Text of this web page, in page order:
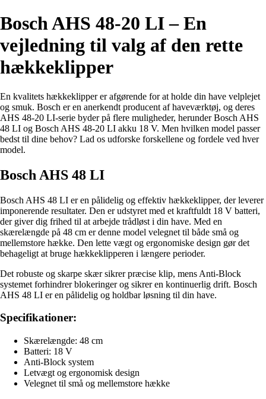
Bosch AHS 48-20 LI – En
vejledning til valg af den rette
hækkeklipper
En kvalitets hækkeklipper er afgørende for at holde din have velplejet
og smuk. Bosch er en anerkendt producent af haveværktøj, og deres
AHS 48-20 LI-serie byder på flere muligheder, herunder Bosch AHS
48 LI og Bosch AHS 48-20 LI akku 18 V. Men hvilken model passer
bedst til dine behov? Lad os udforske forskellene og fordele ved hver
model.
Bosch AHS 48 LI
Bosch AHS 48 LI er en pålidelig og effektiv hækkeklipper, der leverer
imponerende resultater. Den er udstyret med et kraftfuldt 18 V batteri,
der giver dig frihed til at arbejde trådløst i din have. Med en
skærelængde på 48 cm er denne model velegnet til både små og
mellemstore hække. Den lette vægt og ergonomiske design gør det
behageligt at bruge hækkeklipperen i længere perioder.
Det robuste og skarpe skær sikrer præcise klip, mens Anti-Block
systemet forhindrer blokeringer og sikrer en kontinuerlig drift. Bosch
AHS 48 LI er en pålidelig og holdbar løsning til din have.
Specifikationer:
Skærelængde: 48 cm
Batteri: 18 V
Anti-Block system
Letvægt og ergonomisk design
Velegnet til små og mellemstore hække